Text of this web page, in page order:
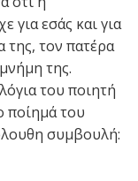
για εσάς και για
της, τον πατέρα
της.
του ποιητή
ποίημά του
συμβουλή: